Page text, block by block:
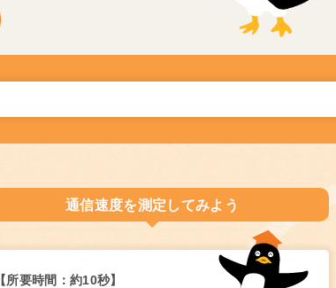
通信速度を測定してみよう
【所要時間：約10秒】